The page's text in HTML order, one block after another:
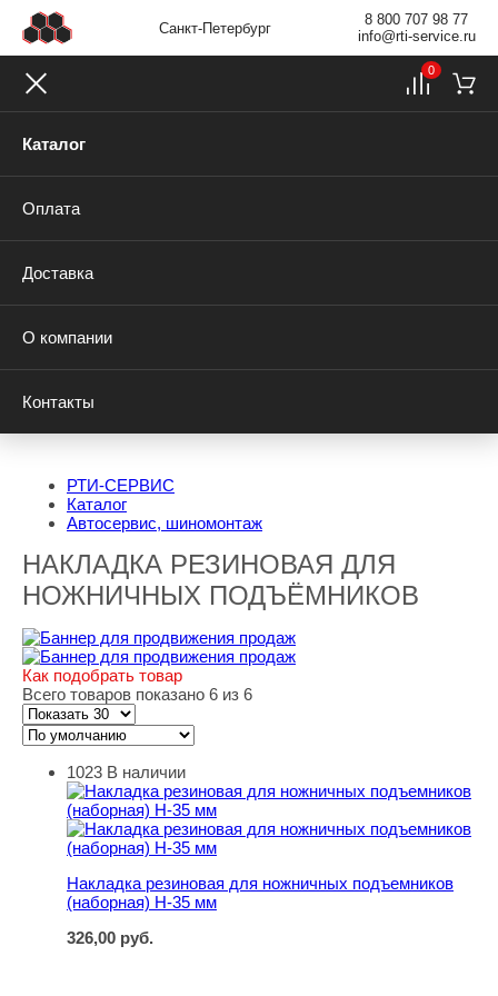
Санкт-Петербург
8 800 707 98 77
info@rti-service.ru
Каталог
Оплата
Доставка
О компании
Контакты
0
РТИ-СЕРВИС
Каталог
Автосервис, шиномонтаж
НАКЛАДКА РЕЗИНОВАЯ ДЛЯ
НОЖНИЧНЫХ ПОДЪЁМНИКОВ
Как подобрать товар
Всего товаров показано 6 из 6
Накладка резиновая для ножничных подъемников
1023 В наличии
Накладка резиновая для ножничных подъемников
(наборная) Н-35 мм
326,00 руб.